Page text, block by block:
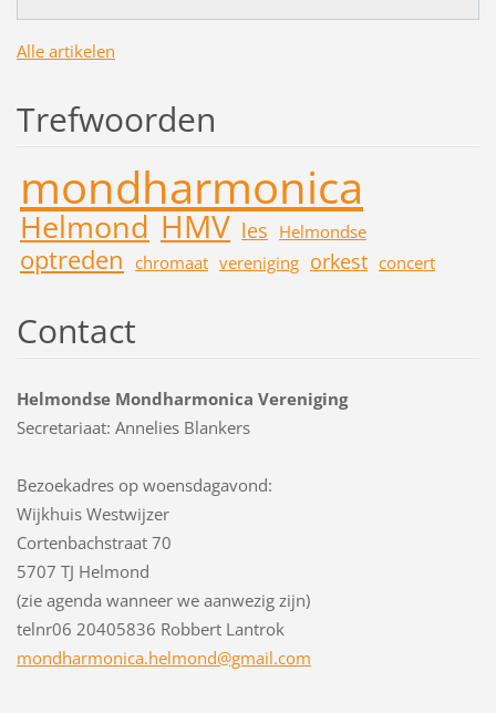
Alle artikelen
Trefwoorden
mondharmonica
Helmond HMV les Helmondse
optreden chromaat vereniging orkest concert
Contact
Helmondse Mondharmonica Vereniging
Secretariaat: Annelies Blankers
Bezoekadres op woensdagavond:
Wijkhuis Westwijzer
Cortenbachstraat 70
5707 TJ Helmond
(zie agenda wanneer we aanwezig zijn)
telnr06 20405836 Robbert Lantrok
mondharmonica.helmond@gmail.com